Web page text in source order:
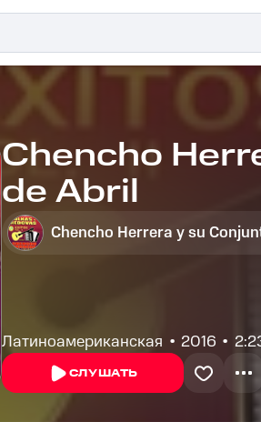
Chencho
de Abril
Chencho Herrera y su
Латиноамериканская 2016
СЛУШАТЬ